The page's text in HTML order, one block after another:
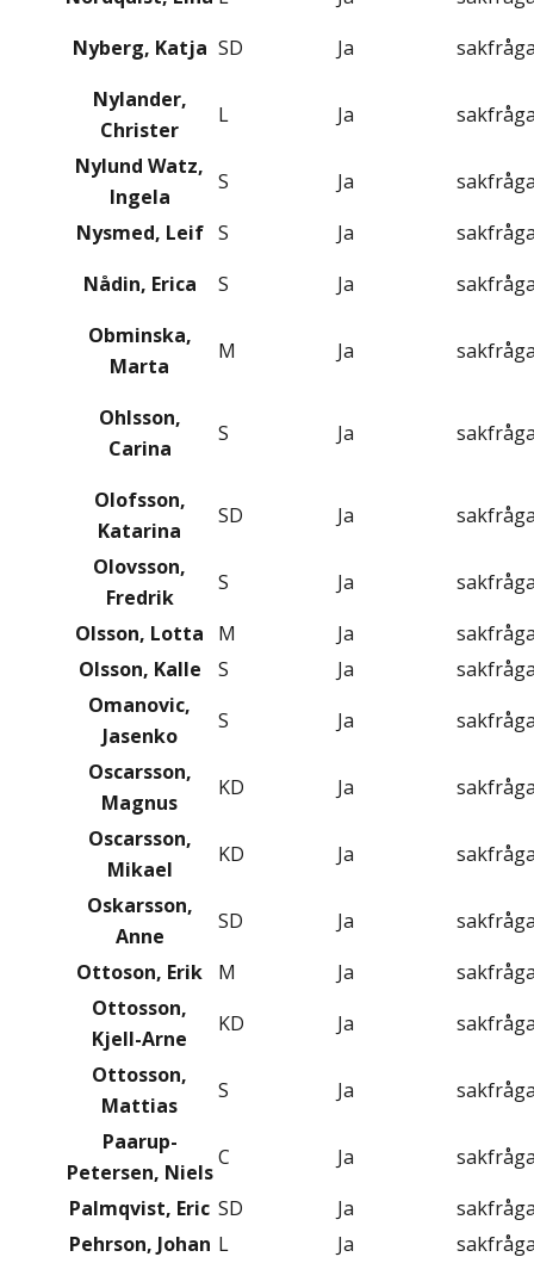
Nyberg, Katja SD Ja
Nylander,
Christer
L Ja
Nylund Watz,
Ingela
S Ja
Nysmed, Leif S Ja
Nådin, Erica
S Ja
Obminska,
Marta
M Ja
Ohlsson,
Carina
S Ja
Olofsson,
Katarina
SD Ja
Olovsson,
Fredrik
S Ja
Olsson, Lotta
M Ja
Olsson, Kalle
S Ja
Omanovic,
Jasenko
S Ja
Oscarsson,
Magnus
KD Ja
Oscarsson,
Mikael
KD Ja
Oskarsson,
Anne
SD Ja
Ottoson, Erik
M Ja
Ottosson,
Kjell-Arne
KD Ja
Ottosson,
Mattias
S Ja
Paarup-
Petersen, Niels
C Ja
Palmqvist, Eric SD Ja
Pehrson, Johan L Ja